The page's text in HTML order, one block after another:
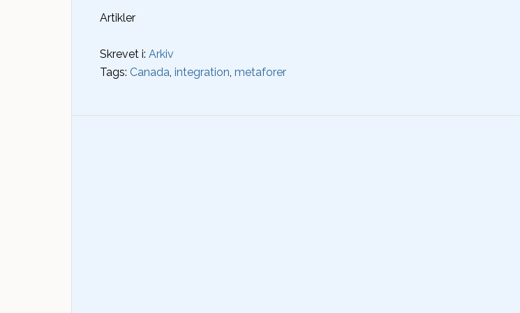
Artikler
Skrevet i: Arkiv
Tags: Canada, integration, metaforer